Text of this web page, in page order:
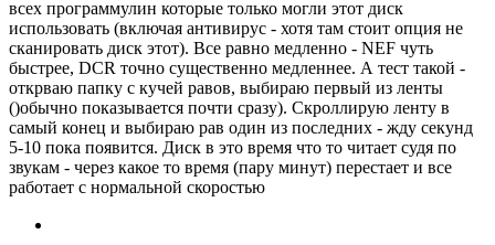
всех программулин которые только могли этот диск
использовать (включая антивирус - хотя там стоит опция не
сканировать диск этот). Все равно медленно - NЕF чуть
быстрее, DCR точно существенно медленнее. А тест такой -
открваю папку с кучей равов, выбираю первый из ленты
()обычно показывается почти сразу). Скроллирую ленту в
самый конец и выбираю рав один из последних - жду секунд
5-10 пока появится. Диск в это время что то читает судя по
звукам - через какое то время (пару минут) перестает и все
работает с нормальной скоростью